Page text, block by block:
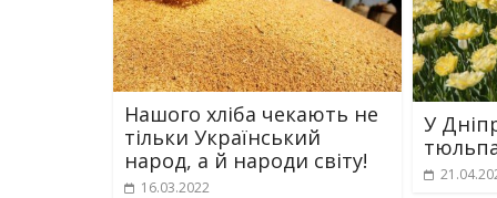
Нашого хліба чекають не
тільки Український
народ, а й народи світу!
16.03.2022
У